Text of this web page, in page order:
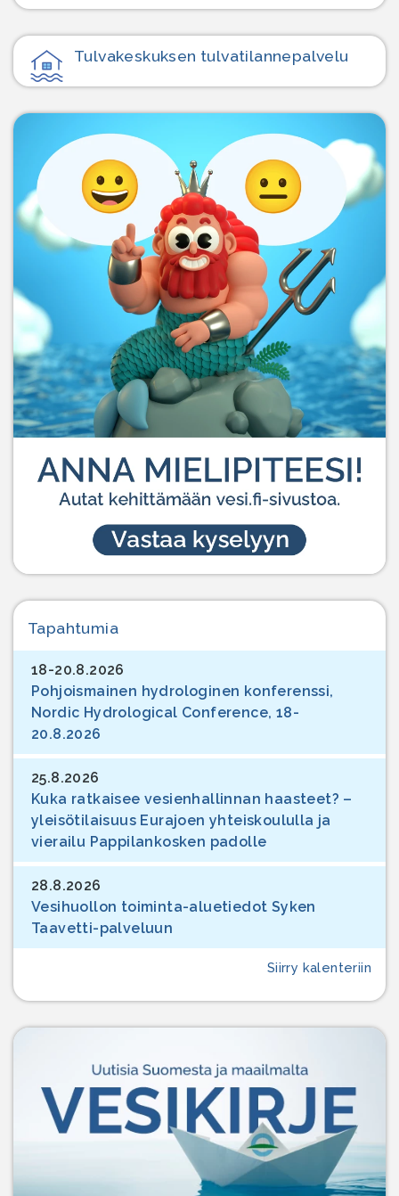
Tulvakeskuksen tulvatilanne­palvelu
Tapahtumia
18-20.8.2026
Pohjoismainen hydrologinen konferenssi,
Nordic Hydrological Conference, 18-
20.8.2026
25.8.2026
Kuka ratkaisee vesienhallinnan haasteet? –
yleisötilaisuus Eurajoen yhteiskoululla ja
vierailu Pappilankosken padolle
28.8.2026
Vesihuollon toiminta-aluetiedot Syken
Taavetti-palveluun
Siirry kalenteriin